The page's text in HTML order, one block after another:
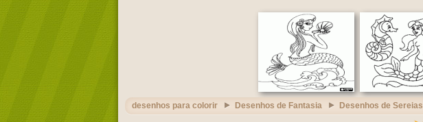
desenhos para colorir Desenhos de Fantasia Desenhos de Sereias